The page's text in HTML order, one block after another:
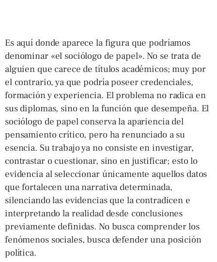
Es aquí donde aparece la figura que podríamos
denominar «el sociólogo de papel». No se trata de
alguien que carece de títulos académicos; muy por
el contrario, ya que podría poseer credenciales,
formación y experiencia. El problema no radica en
sus diplomas, sino en la función que desempeña. El
sociólogo de papel conserva la apariencia del
pensamiento crítico, pero ha renunciado a su
esencia. Su trabajo ya no consiste en investigar,
contrastar o cuestionar, sino en justificar; esto lo
evidencia al seleccionar únicamente aquellos datos
que fortalecen una narrativa determinada,
silenciando las evidencias que la contradicen e
interpretando la realidad desde conclusiones
previamente definidas. No busca comprender los
fenómenos sociales, busca defender una posición
política.